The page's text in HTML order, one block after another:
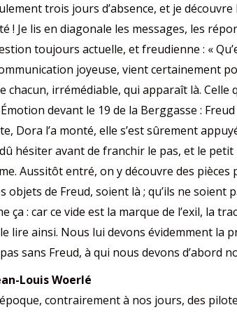
trois jours d’absence, et je
! Je lis en diagonale les messages, les
toujours actuelle, et freudienne : «
joyeuse, vient certainement
chacun, irrémédiable, qui apparaît là.
devant le 19 de la Berggasse :
Dora l’a monté, elle s’est sûrement
hésiter avant de franchir le pas, et le
Aussitôt entré, on y découvre des pièces
de Freud, soient là ; qu’ils ne soient
ça : car ce vide est la marque de l’exil, la
lire ainsi. Nous lui devons évidemment
sans Freud, à qui nous devons d’abord
Louis Woerlé
contrairement à nos jours, des